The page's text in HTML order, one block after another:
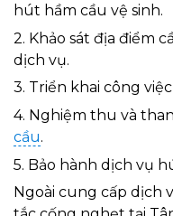
hút hầm cầu vệ sinh.
2. Khảo sát địa điểm
dịch vụ.
3. Triển khai công
4. Nghiệm thu và
cầu.
5. Bảo hành dịch vụ
Ngoài cung cấp dịch